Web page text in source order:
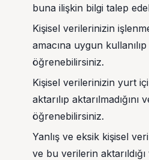
buna ilişkin bilgi talep
Kişisel verilerinizin
amacına uygun kullanılıp
öğrenebilirsiniz.
Kişisel verilerinizin yurt
aktarılıp aktarılmadığını
öğrenebilirsiniz.
Yanlış ve eksik kişisel
ve bu verilerin aktarıldığı